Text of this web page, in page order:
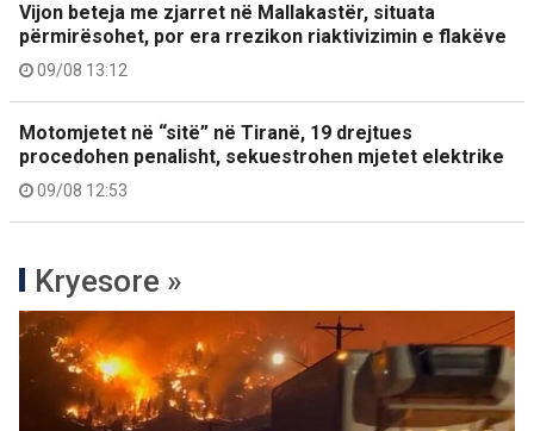
Vijon beteja me zjarret në Mallakastër, situata
përmirësohet, por era rrezikon riaktivizimin e flakëve
09/08 13:12
Motomjetet në “sitë” në Tiranë, 19 drejtues
procedohen penalisht, sekuestrohen mjetet elektrike
09/08 12:53
Kryesore »